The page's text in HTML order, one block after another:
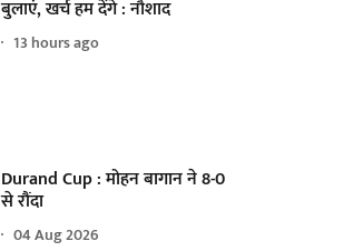
बुलाएं, खर्च हम देंगे : नौशाद
13 hours ago
Durand Cup : मोहन बागान ने 8-0
से रौंदा
04 Aug 2026